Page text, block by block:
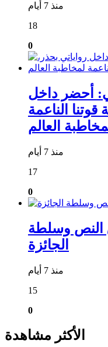
منذ 7 أيام
18
0
أحضر داخل
قوتنا الناعمة
منذ 7 أيام
17
0
النص وسلطة
الجائزة
منذ 7 أيام
15
0
الأكثر مشاهدة